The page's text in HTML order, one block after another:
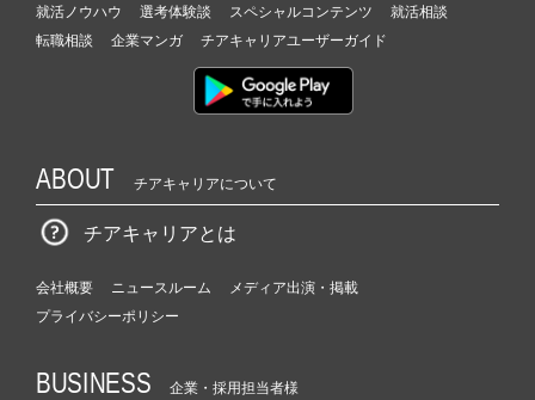
就活ノウハウ 選考体験談 スペシャルコンテンツ
就活相談
転職相談
企業マンガ チアキャリアユーザーガイド
ABOUT チアキャリアについて
チアキャリアとは
会社概要 ニュースルーム
メディア出演・掲載
プライバシーポリシー
BUSINESS 企業・採用担当者様